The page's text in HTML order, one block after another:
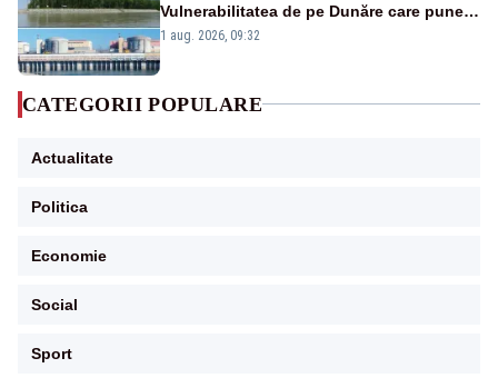
Vulnerabilitatea de pe Dunăre care pune
în pericol Centrala Cernavodă era
1 aug. 2026, 09:32
CATEGORII POPULARE
Actualitate
Politica
Economie
Social
Sport